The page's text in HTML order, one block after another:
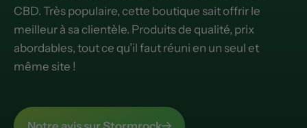
CBD. Très populaire, cette boutique sait offrir le
meilleur à sa clientèle. Produits de qualité, prix
abordables, tout ce qu’il faut réuni en un seul et
même site !